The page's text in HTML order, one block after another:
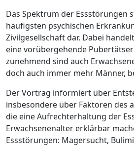
Das Spektrum der Essstörungen
häufigsten psychischen
Zivilgesellschaft dar. Dabei
eine vorübergehende
zunehmend sind auch
doch auch immer mehr Männer,
Der Vortrag informiert über
insbesondere über Faktoren des
die eine Aufrechterhaltung der
Erwachsenenalter erklärbar
Essstörungen: Magersucht,